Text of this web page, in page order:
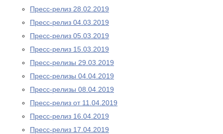
Пресс-релиз 28.02.2019
Пресс-релиз 04.03.2019
Пресс-релиз 05.03.2019
Пресс-релиз 15.03.2019
Пресс-релизы 29.03.2019
Пресс-релизы 04.04.2019
Пресс-релизы 08.04.2019
Пресс-релиз от 11.04.2019
Пресс-релиз 16.04.2019
Пресс-релиз 17.04.2019